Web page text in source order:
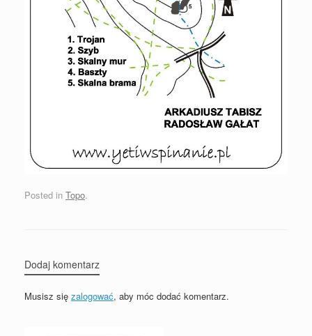
Posted in Topo.
Dodaj komentarz
Musisz się zalogować, aby móc dodać komentarz.